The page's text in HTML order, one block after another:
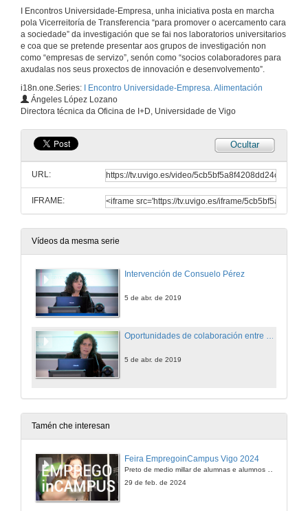
I Encontros Universidade-Empresa, unha iniciativa posta en marcha
pola Vicerreitoría de Transferencia “para promover o acercamento cara
a sociedade” da investigación que se fai nos laboratorios universitarios
e coa que se pretende presentar aos grupos de investigación non
como “empresas de servizo”, senón como “socios colaboradores para
axudalas nos seus proxectos de innovación e desenvolvemento”.
i18n.one.Series:
I Encontro Universidade-Empresa. Alimentación
Ángeles López Lozano
Directora técnica da Oficina de I+D, Universidade de Vigo
Ocultar
URL:
IFRAME:
Vídeos da mesma serie
Intervención de Consuelo Pérez
5 de abr. de 2019
5 de abr. de 2019
Tamén che interesan
Feira EmpregoinCampus Vigo 2024
29 de feb. de 2024